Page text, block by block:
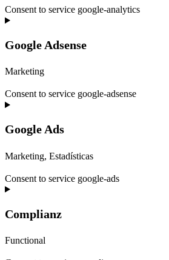
Consent to service google-analytics
Google Adsense
Marketing
Consent to service google-adsense
Google Ads
Marketing, Estadísticas
Consent to service google-ads
Complianz
Functional